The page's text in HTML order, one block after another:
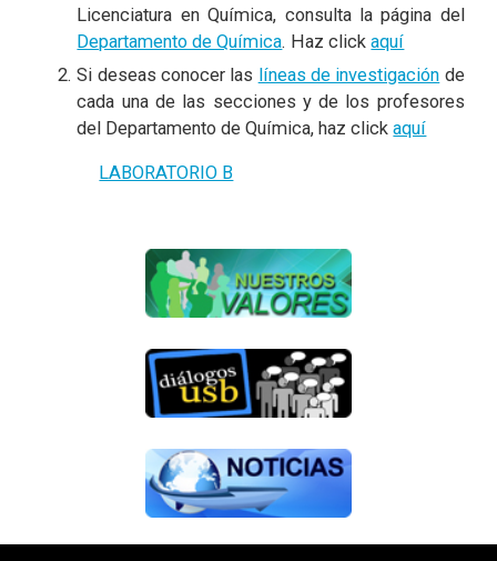
Licenciatura en Química, consulta la página del
Departamento de Química. Haz clickaquí
Si deseas conocer las líneas de investigación de
cada una de las secciones y de los profesores
del Departamento de Química, haz clickaquí
LABORATORIO B